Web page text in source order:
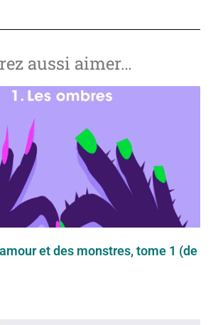
aussi aimer…
et des monstres, tome 1 (de